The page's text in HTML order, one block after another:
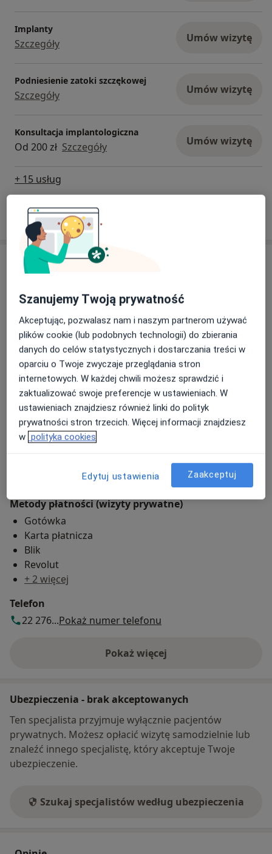
Implanty
Szczegóły Umów wizytę
Podniesienie zatoki szczękowej
Szczegóły Umów wizytę
Konsultacja implantologiczna
Od 200 zł Szczegóły Umów wizytę
+ 15 usług
W jaki sposób ustalane są ceny?
Adresy (5)
Adres 1 Adres 2 Adres 4
Dental Medicenter - Implantologia,
Ortodoncja, Stomatologia Estetyczna
Powstańców Śląskich 123/66, Bemowo, 01-355
Warszawa
Powiększ mapę
otwiera się w nowej karcie
Pokaż kalendarz
Metody płatności (wizyty prywatne)
Gotówka
Karta płatnicza
Blik
Revolut
+ 2 więcej
Telefon
22 276...Pokaż numer telefonu
Pokaż więcej
o adresie
Ubezpieczenia - brak akceptowanych
Ten specjalista przyjmuje wyłącznie pacjentów
prywatnych. Możesz opłacić wizytę samodzielnie lub
znaleźć innego specjalistę, który akceptuje Twoje
ubezpieczenie.
Szukaj specjalistów według ubezpieczenia
Szanujemy Twoją prywatność
Akceptując, pozwalasz nam i naszym partnerom używać
plików cookie (lub podobnych technologii) do zbierania
danych do celów statystycznych i dostarczania treści w
oparciu o Twoje zwyczaje przeglądania stron
internetowych. W każdej chwili możesz sprawdzić i
zaktualizować swoje preferencje w ustawieniach. W
ustawieniach znajdziesz również linki do polityk
prywatności stron trzecich. Więcej informacji znajdziesz
w polityka cookies
Edytuj ustawienia Zaakceptuj